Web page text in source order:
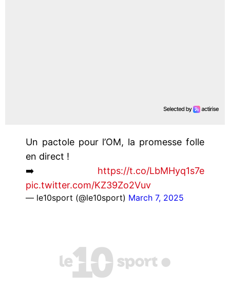
Un pactole pour l’OM, la promesse folle
en direct !
➡️ https://t.co/LbMHyq1s7e
pic.twitter.com/KZ39Zo2Vuv
— le10sport (@le10sport) March 7, 2025